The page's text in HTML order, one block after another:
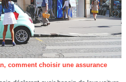
comment choisir une assurance